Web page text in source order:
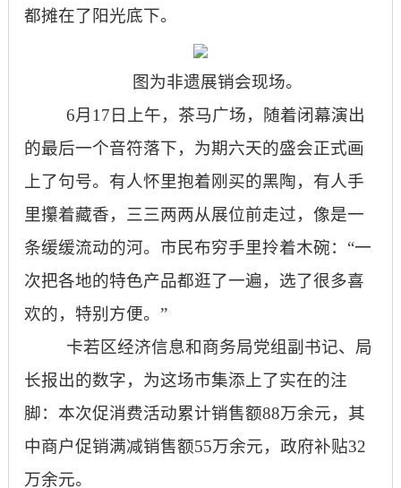
都摊在了阳光底下。
图为非遗展销会现场。
6月17日上午，茶马广场，随着闭幕演出
的最后一个音符落下，为期六天的盛会正式画
上了句号。有人怀里抱着刚买的黑陶，有人手
里攥着藏香，三三两两从展位前走过，像是一
条缓缓流动的河。市民布穷手里拎着木碗：“一
次把各地的特色产品都逛了一遍，选了很多喜
欢的，特别方便。”
卡若区经济信息和商务局党组副书记、局
长报出的数字，为这场市集添上了实在的注
脚：本次促消费活动累计销售额88万余元，其
中商户促销满减销售额55万余元，政府补贴32
万余元。